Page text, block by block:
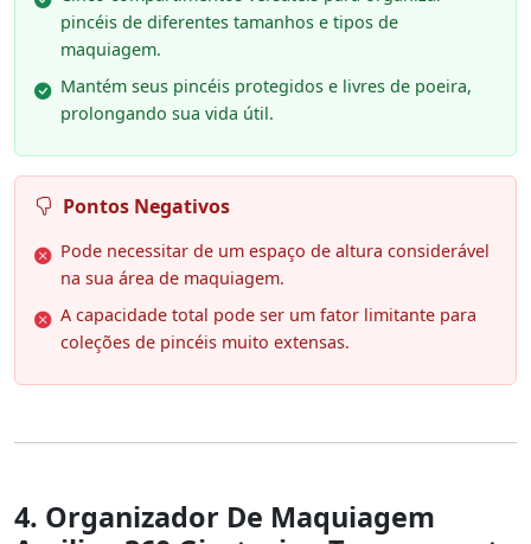
pincéis de diferentes tamanhos e tipos de
maquiagem.
Mantém seus pincéis protegidos e livres de poeira,
prolongando sua vida útil.
Pontos Negativos
Pode necessitar de um espaço de altura considerável
na sua área de maquiagem.
A capacidade total pode ser um fator limitante para
coleções de pincéis muito extensas.
4. Organizador De Maquiagem